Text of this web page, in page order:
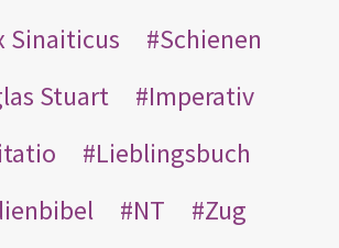
Sinaiticus
Schienen
Stuart
Imperativ
Lieblingsbuch
NT
Zug